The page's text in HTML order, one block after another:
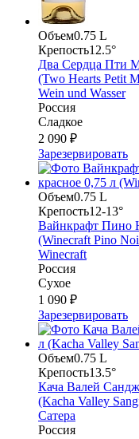
Объем0.75 L
Крепость12.5°
Два Сердца Пти
(Two Hearts Petit
Wein und Wasser
Россия
Сладкое
2 090 ₽
Зарезервировать
Объем0.75 L
Крепость12-13°
Вайнкрафт Пино
(Winecraft Pino
Winecraft
Россия
Сухое
1 090 ₽
Зарезервировать
Объем0.75 L
Крепость13.5°
Кача Валей
(Kacha Valley
Сатера
Россия